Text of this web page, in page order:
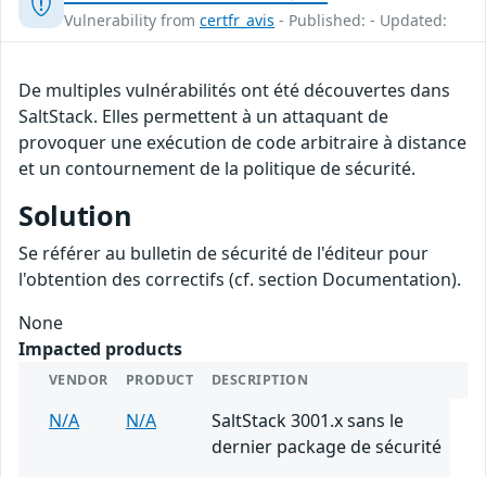
Vulnerability from certfr_avis - Published: - Updated:
De multiples vulnérabilités ont été découvertes dans
SaltStack. Elles permettent à un attaquant de
provoquer une exécution de code arbitraire à distance
et un contournement de la politique de sécurité.
Solution
Se référer au bulletin de sécurité de l'éditeur pour
l'obtention des correctifs (cf. section Documentation).
None
Impacted products
VENDOR PRODUCT DESCRIPTION
N/A N/A
SaltStack 3001.x sans le
dernier package de sécurité